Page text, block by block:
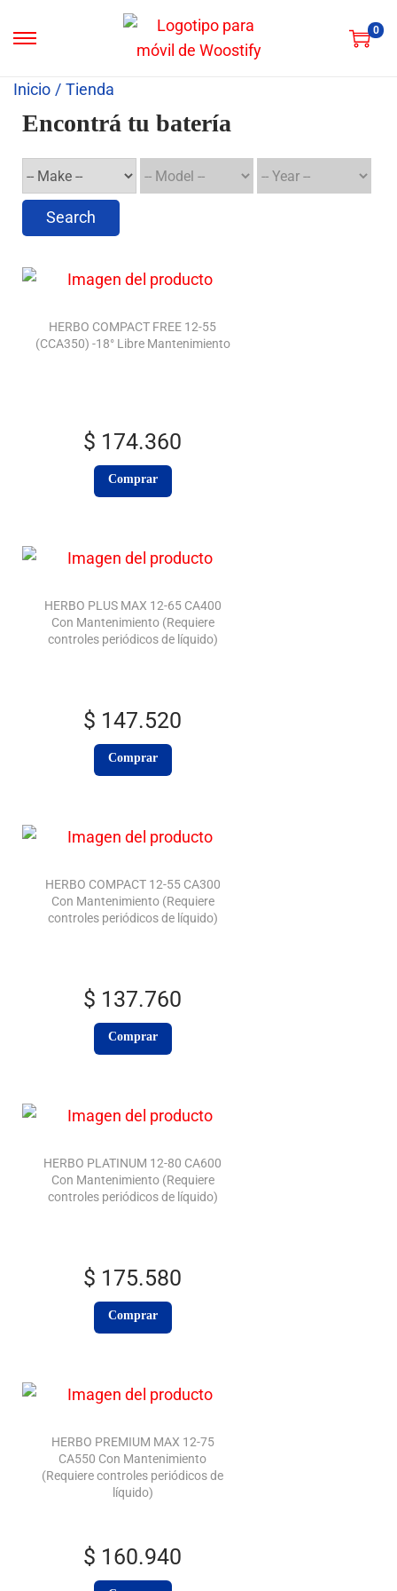
0
Inicio / Tienda
Encontrá tu batería
Search
HERBO COMPACT FREE 12-55
(CCA350) -18° Libre Mantenimiento
$ 174.360
Comprar
HERBO PLUS MAX 12-65 CA400
Con Mantenimiento (Requiere
controles periódicos de líquido)
$ 147.520
Comprar
HERBO COMPACT 12-55 CA300
Con Mantenimiento (Requiere
controles periódicos de líquido)
$ 137.760
Comprar
HERBO PLATINUM 12-80 CA600
Con Mantenimiento (Requiere
controles periódicos de líquido)
$ 175.580
Comprar
HERBO PREMIUM MAX 12-75
CA550 Con Mantenimiento
(Requiere controles periódicos de
líquido)
$ 160.940